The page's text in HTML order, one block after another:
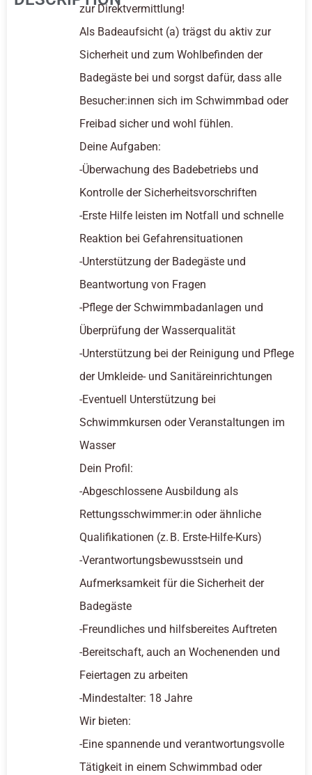
zur Direktvermittlung!
Als Badeaufsicht (a) trägst du aktiv zur
Sicherheit und zum Wohlbefinden der
Badegäste bei und sorgst dafür, dass alle
Besucher:innen sich im Schwimmbad oder
Freibad sicher und wohl fühlen.
Deine Aufgaben:
-Überwachung des Badebetriebs und
Kontrolle der Sicherheitsvorschriften
-Erste Hilfe leisten im Notfall und schnelle
Reaktion bei Gefahrensituationen
-Unterstützung der Badegäste und
Beantwortung von Fragen
-Pflege der Schwimmbadanlagen und
Überprüfung der Wasserqualität
-Unterstützung bei der Reinigung und Pflege
der Umkleide- und Sanitäreinrichtungen
-Eventuell Unterstützung bei
Schwimmkursen oder Veranstaltungen im
Wasser
Dein Profil:
-Abgeschlossene Ausbildung als
Rettungsschwimmer:in oder ähnliche
Qualifikationen (z. B. Erste-Hilfe-Kurs)
-Verantwortungsbewusstsein und
Aufmerksamkeit für die Sicherheit der
Badegäste
-Freundliches und hilfsbereites Auftreten
-Bereitschaft, auch an Wochenenden und
Feiertagen zu arbeiten
-Mindestalter: 18 Jahre
Wir bieten:
-Eine spannende und verantwortungsvolle
Tätigkeit in einem Schwimmbad oder